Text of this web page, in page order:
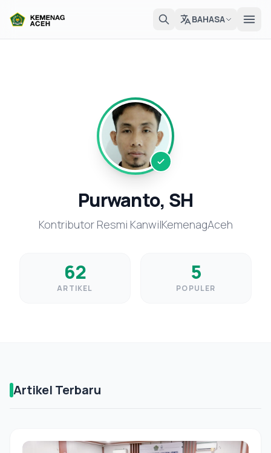
BAHASA
Purwanto, SH
Kontributor Resmi KanwilKemenagAceh
62
ARTIKEL
5
POPULER
Artikel Terbaru